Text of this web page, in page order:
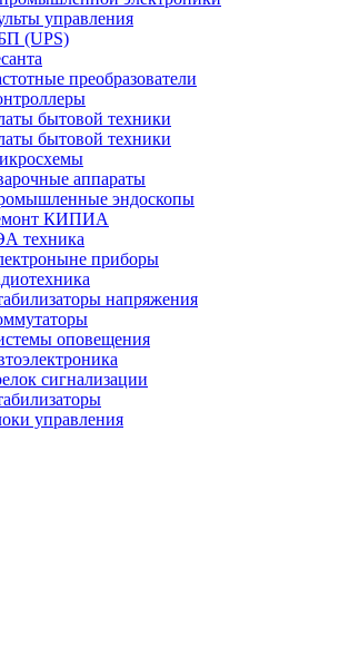
управления
(UPS)
преобразователи
бытовой техники
бытовой техники
аппараты
эндоскопы
КИПИА
техника
приборы
напряжения
оповещения
сигнализации
управления